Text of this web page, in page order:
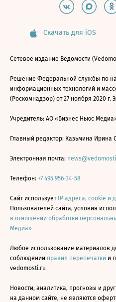
Скачать для iOS
Сетевое издание Ведомости
Решение Федеральной службы по
информационных технологий и
(Роскомнадзор) от 27 ноября 2020 г.
Учредитель: АО «Бизнес Ньюс
Главный редактор: Казьмина Ирина
Электронная почта:
Телефон: +7 495 956-34-58
Сайт использует IP адреса, cookie и
Пользователей сайта, условия
в отношении обработки
Медиа»
Любое использование материалов
соблюдении правил перепечатки и
vedomosti.ru
Новости, аналитика, прогнозы и
на данном сайте, не являются